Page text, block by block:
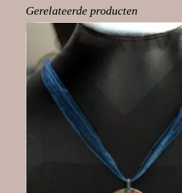
Gerelateerde producten